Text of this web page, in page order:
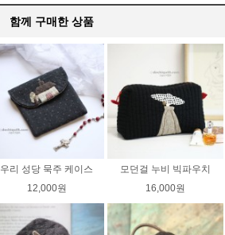
함께 구매한 상품
우리 성당 묵주 케이스
12,000원
모던걸 누비 빅파우치
16,000원